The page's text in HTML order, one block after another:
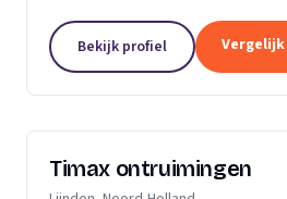
Bekijk profiel
Timax ontruimingen